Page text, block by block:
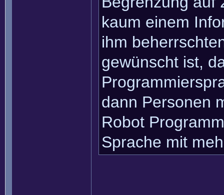
kaum einem
ihm
gewünscht ist,
dann Personen
Robot
Sprache mit